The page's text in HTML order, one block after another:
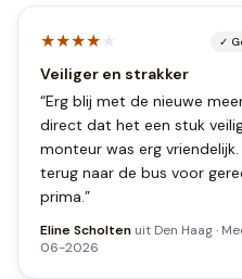
★★★★★ ✓
Veiliger en strakker
“Erg blij met de nieuwe
direct dat het een stuk
monteur was erg
terug naar de bus voor
prima.”
Eline Scholten uit Den Haag·
06-2026